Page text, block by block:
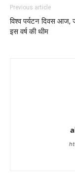
Previous article
विश्व पर्यटन दिवस आज,
इस वर्ष की थीम